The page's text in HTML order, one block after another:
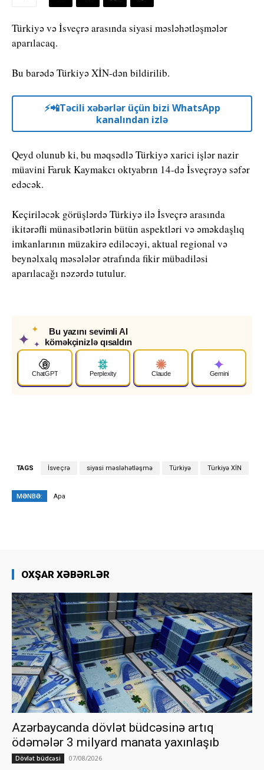
Türkiyə və İsveçrə arasında siyasi məsləhətləşmələr
aparılacaq.
Bu barədə Türkiyə XİN-dən bildirilib.
⚡️📲Təcili xəbərlər üçün bizi WhatsApp
kanalından izlə
Qeyd olunub ki, bu məqsədlə Türkiyə xarici işlər nazir
müavini Faruk Kaymakcı oktyabrın 14-də İsveçrəyə səfər
edəcək.
Keçiriləcək görüşlərdə Türkiyə ilə İsveçrə arasında
ikitərəfli münasibətlərin bütün aspektləri və əməkdaşlıq
imkanlarının müzakirə ediləcəyi, aktual regional və
beynəlxalq məsələlər ətrafında fikir mübadiləsi
aparılacağı nəzərdə tutulur.
✦
✦
✦
Bu yazını sevimli AI
köməkçinizlə qısaldın
ChatGPT Perplexity Claude Gemini
TAGS İsveçrə siyasi məsləhətləşmə Türkiyə Türkiyə XİN
MƏNBƏ: Apa
OXŞAR XƏBƏRLƏR
Azərbaycanda dövlət büdcəsinə artıq
ödəmələr 3 milyard manata yaxınlaşıb
Dövlət büdcəsi 07/08/2026